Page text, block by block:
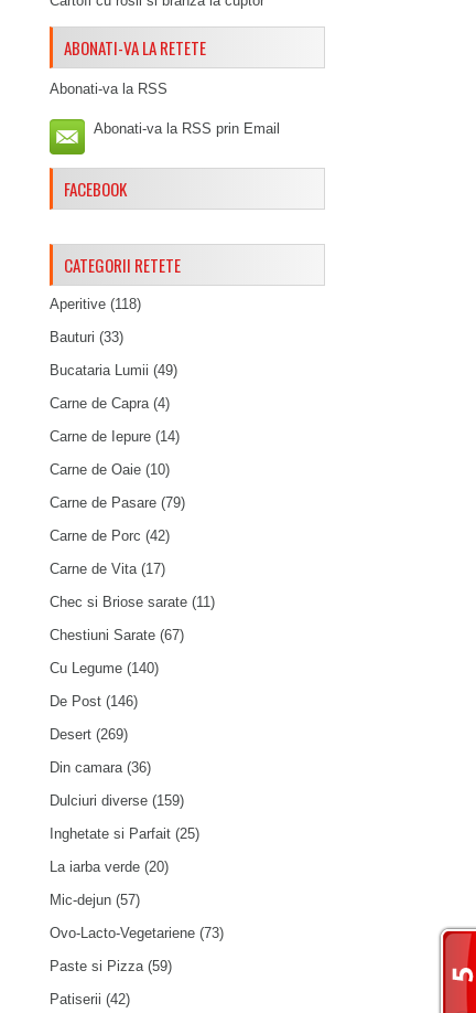
ABONATI-VA LA RETETE
Abonati-va la RSS
Abonati-va la RSS prin Email
FACEBOOK
CATEGORII RETETE
Aperitive (118)
Bauturi (33)
Bucataria Lumii (49)
Carne de Capra(4)
Carne de Iepure (14)
Carne de Oaie (10)
Carne de Pasare (79)
Carne de Porc (42)
Carne de Vita(17)
Chec si Briose sarate (11)
Chestiuni Sarate (67)
Cu Legume (140)
De Post (146)
Desert (269)
Din camara(36)
Dulciuri diverse (159)
Inghetate si Parfait (25)
La iarba verde (20)
Mic-dejun (57)
Ovo-Lacto-Vegetariene (73)
Paste si Pizza(59)
Patiserii (42)